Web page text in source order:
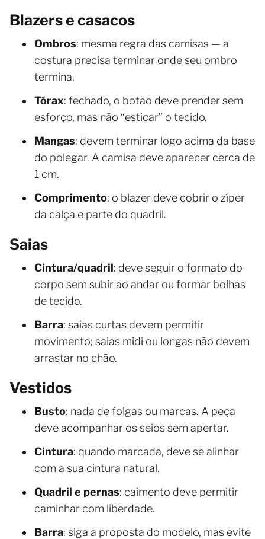
Blazers e casacos
Ombros: mesma regra das camisas — a
costura precisa terminar onde seu ombro
termina.
Tórax: fechado, o botão deve prender sem
esforço, mas não “esticar” o tecido.
Mangas: devem terminar logo acima da base
do polegar. A camisa deve aparecer cerca de
1 cm.
Comprimento: o blazer deve cobrir o zíper
da calça e parte do quadril.
Saias
Cintura/quadril: deve seguir o formato do
corpo sem subir ao andar ou formar bolhas
de tecido.
Barra: saias curtas devem permitir
movimento; saias midi ou longas não devem
arrastar no chão.
Vestidos
Busto: nada de folgas ou marcas. A peça
deve acompanhar os seios sem apertar.
Cintura: quando marcada, deve se alinhar
com a sua cintura natural.
Quadril e pernas: caimento deve permitir
caminhar com liberdade.
Barra: siga a proposta do modelo, mas evite